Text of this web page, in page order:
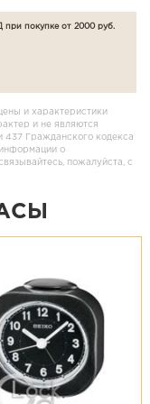
при покупке от 2000 руб.
и характеристики
и не являются
437 Гражданского кодекса
о
пожалуйста, с